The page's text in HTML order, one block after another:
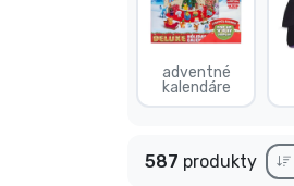
adventné
kalendáre
587 produkty
Zoradiť podľa série
Zoradiť podľa filmov
Zoradiť podľa karikatúry